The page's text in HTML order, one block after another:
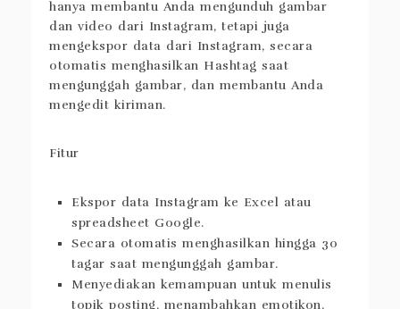
InstaLoadGram adalah aplikasi unduhan
Instagram online bagus lainnya yang tidak
hanya membantu Anda mengunduh gambar
dan video dari Instagram, tetapi juga
mengekspor data dari Instagram, secara
mengedit kiriman.
Fitur
Ekspor data Instagram ke Excel atau
spreadsheet Google.
Secara otomatis menghasilkan hingga 30